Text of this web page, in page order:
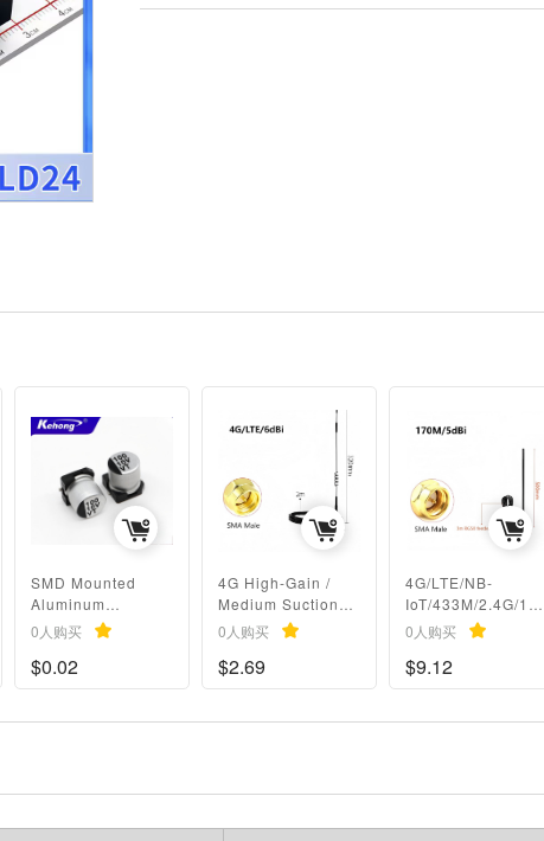
SMD Mounted
Aluminum
Electrolytic
Capacitor for
Plugins
100UF/220uf/470u
0人购买
$0.02
4G High-Gain /
Medium Suction
Cup Antenna GSM
Wireless Module
GPRS
Omnidirectional
0人购买
$2.69
4G/LTE/NB-
IoT/433M/2.4G/170
M/230MHz copper
rod sucker
antenna SMA
external high gain
0人购买
$9.12